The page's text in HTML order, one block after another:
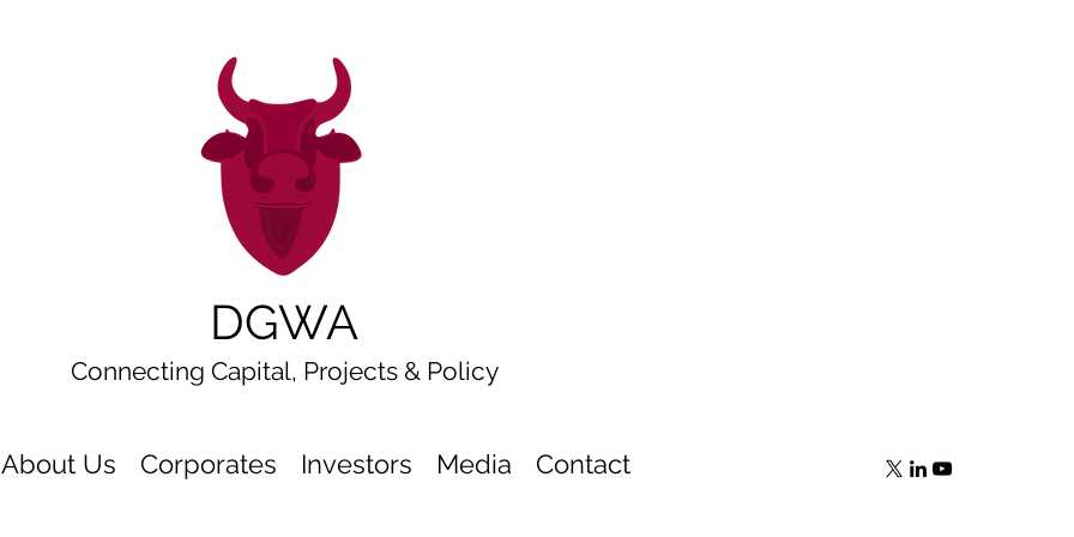
DGWA
Connecting Capital, Projects & Policy
About Us Corporates Investors Media Contact